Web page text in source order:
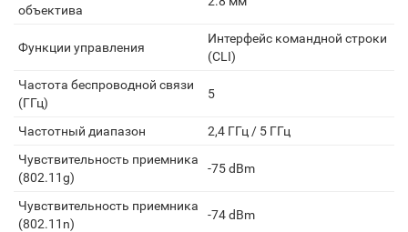
объектива
Функции управления
Интерфейс командной строки
(CLI)
Частота беспроводной связи
(ГГц)
5
Частотный диапазон
2,4 ГГц / 5 ГГц
Чувствительность приемника
(802.11g)
-75 dBm
Чувствительность приемника
(802.11n)
-74 dBm